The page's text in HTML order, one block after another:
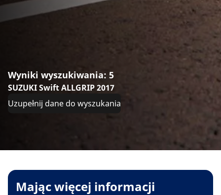
Wyniki wyszukiwania: 5
SUZUKI Swift ALLGRIP 2017
Uzupełnij dane do wyszukania
Mając więcej informacji